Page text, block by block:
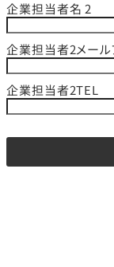
企業担当者名 2
企業担当者2メール
企業担当者2TEL